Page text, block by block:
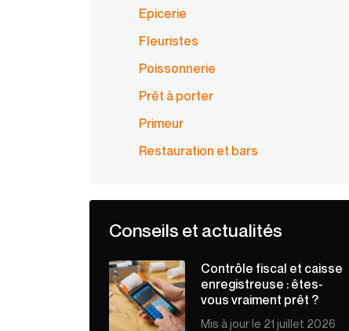
Epicerie
Fleuristes
Poissonnerie
Prêt à porter
Primeur
Restauration et bars
Conseils et actualités
Contrôle fiscal et caisse
enregistreuse : êtes-
vous vraiment prêt ?
Mis à jour le 21 juillet 2026